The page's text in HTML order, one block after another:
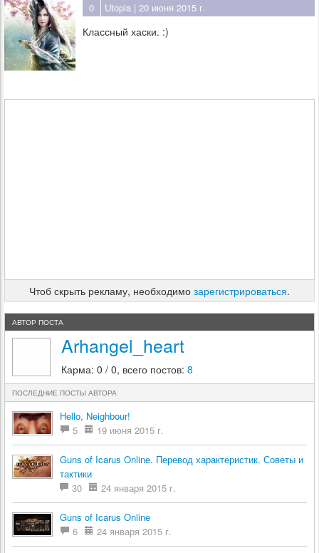
0 Utopia | 20 июня 2015 г.
Классный хаски. :)
Чтоб скрыть рекламу, необходимо зарегистрироваться.
АВТОР ПОСТА
Arhangel_heart
Карма: 0 / 0, всего постов: 8
ПОСЛЕДНИЕ ПОСТЫ АВТОРА
Hello, Neighbour!
5
19 июня 2015 г.
Guns of Icarus Online. Перевод характеристик. Советы и
тактики
30
24 января 2015 г.
Guns of Icarus Online
6
24 января 2015 г.